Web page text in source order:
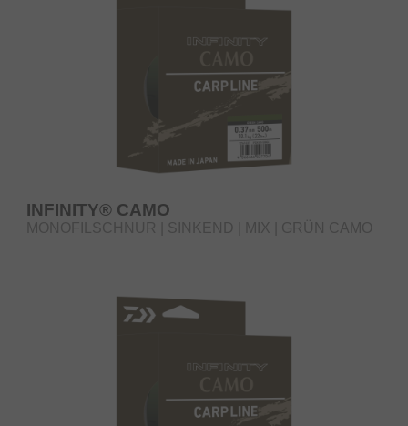
INFINITY® CAMO
MONOFILSCHNUR | SINKEND | MIX | GRÜN CAMO